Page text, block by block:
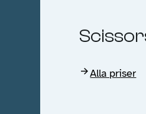
Alla priser